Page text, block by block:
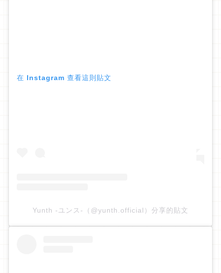
在 Instagram 查看這則貼文
Yunth -ユンス-（@yunth.official）分享的貼文